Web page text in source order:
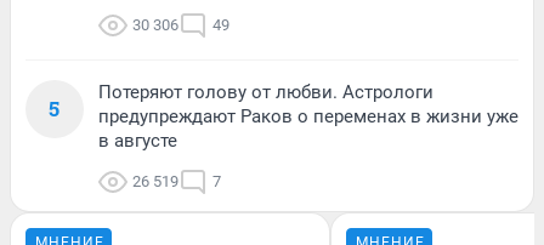
30 306 49
5
Потеряют голову от любви. Астрологи
предупреждают Раков о переменах в жизни уже
в августе
26 519 7